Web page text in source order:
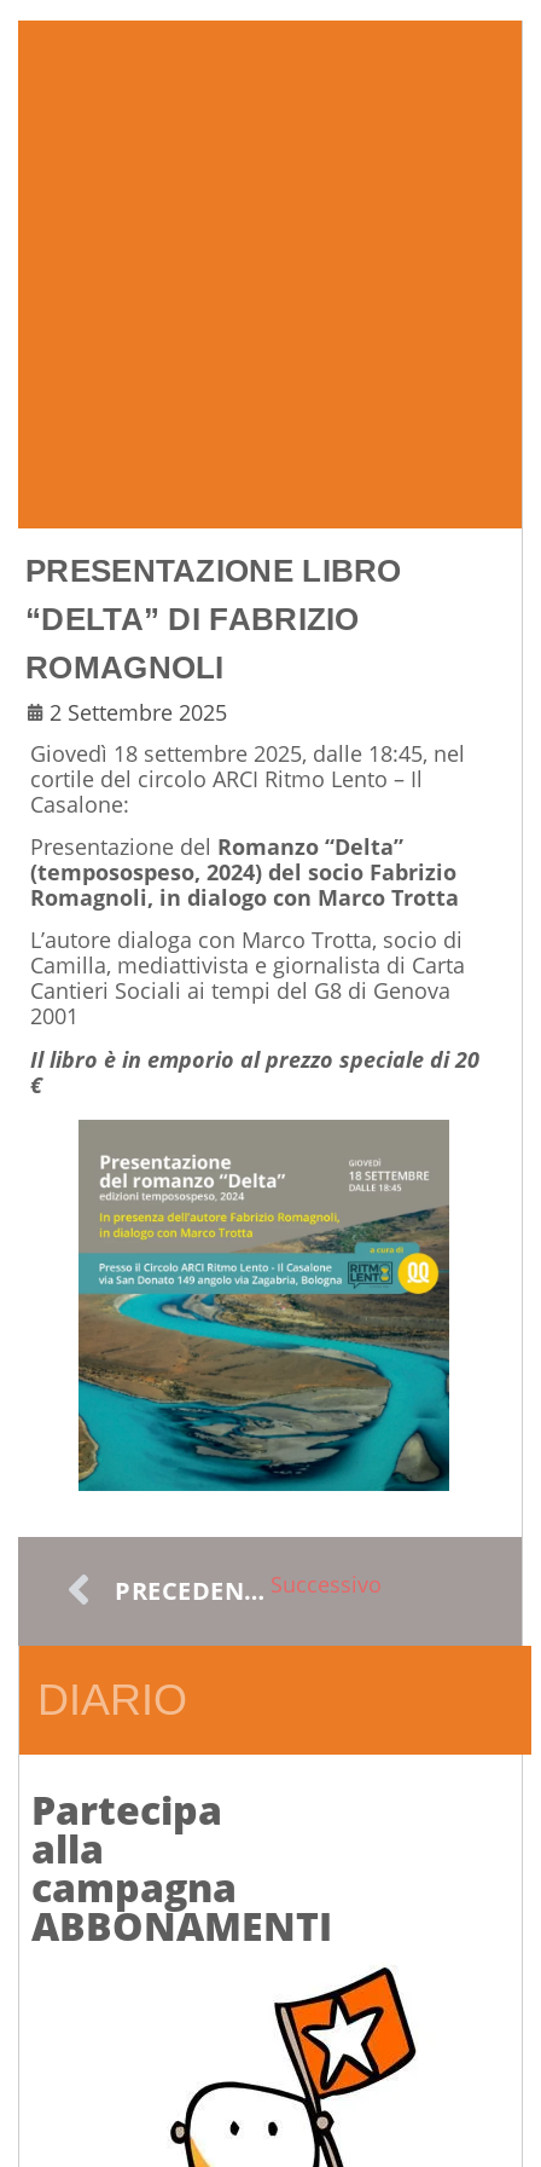
DIARIO
Partecipa
alla
campagna
ABBONAMENTI
PRESENTAZIONE LIBRO
“DELTA” DI FABRIZIO
ROMAGNOLI
2 Settembre 2025
Giovedì 18 settembre 2025, dalle 18:45, nel
cortile del circolo ARCI Ritmo Lento – Il
Casalone:
Presentazione del Romanzo “Delta”
(temposospeso, 2024) del socio Fabrizio
Romagnoli, in dialogo con Marco Trotta
L’autore dialoga con Marco Trotta, socio di
Camilla, mediattivista e giornalista di Carta
Cantieri Sociali ai tempi del G8 di Genova
2001
Il libro è in emporio al prezzo speciale di 20
€
PRECEDENTE Successivo